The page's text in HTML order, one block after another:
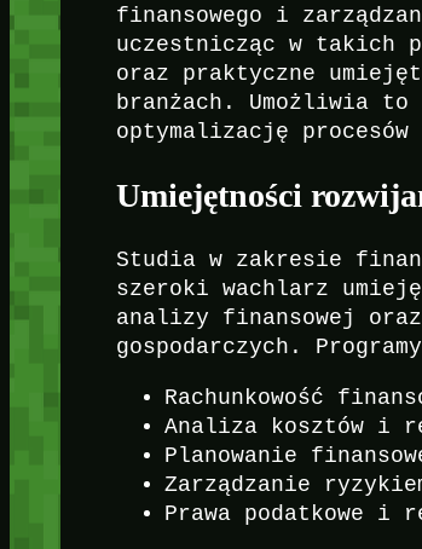
finansowego i
uczestnicząc w takich
oraz praktyczne
branżach. Umożliwia to
optymalizację
Umiejętności
Studia w zakresie
szeroki wachlarz
analizy finansowej
gospodarczych.
Rachunkowość
Analiza kosztów i
Planowanie
Zarządzanie
Prawa podatkowe i